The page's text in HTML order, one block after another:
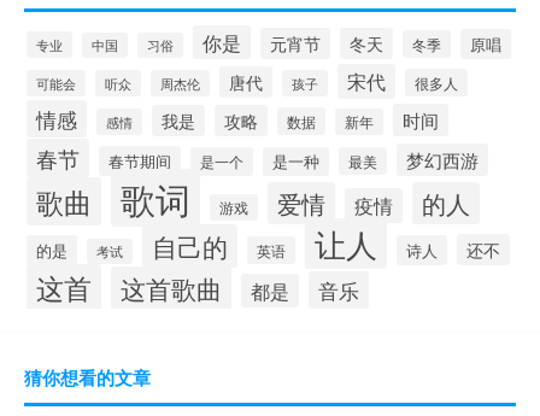
专业 中国 习俗 你是 元宵节 冬天 冬季 原唱
可能会 听众 周杰伦 唐代 孩子 宋代 很多人
情感 感情 我是 攻略 数据 新年 时间
春节 春节期间 是一个 是一种 最美 梦幻西游
歌曲 歌词 游戏 爱情 疫情 的人
的是 考试 自己的 英语 让人 诗人 还不
这首 这首歌曲 都是 音乐
猜你想看的文章